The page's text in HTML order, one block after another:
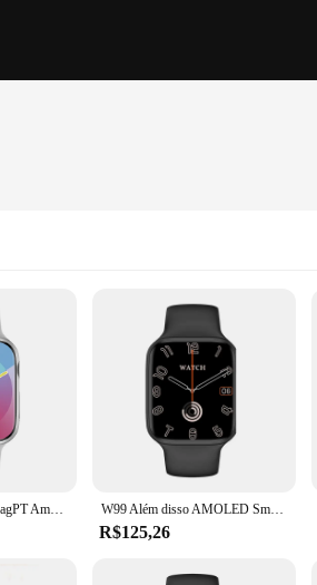
Microwear-W99 + ChagPT Amoled relógio inteligente para homens e mulheres, 2GB, 45mm, OS10 bússola, jogo NFC, chamada Bluetooth, W99 Plus Sport Smartwatch W99 Além disso AMOLED Smartwatch, 2GB ROM, Original W99 Além disso, OS10 Bússola, NFC, Chamada Bluetooth, GPS, Microwear, Série 9
R$125,26